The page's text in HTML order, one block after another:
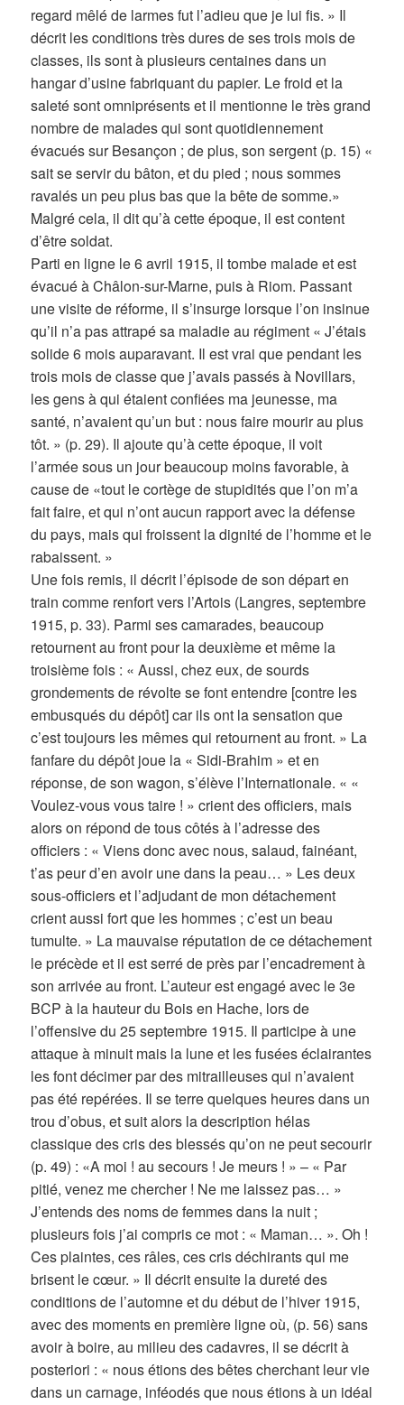
regard mêlé de larmes fut l’adieu que je lui fis. » Il
décrit les conditions très dures de ses trois mois de
classes, ils sont à plusieurs centaines dans un
hangar d’usine fabriquant du papier. Le froid et la
saleté sont omniprésents et il mentionne le très grand
nombre de malades qui sont quotidiennement
évacués sur Besançon ; de plus, son sergent (p. 15) «
sait se servir du bâton, et du pied ; nous sommes
ravalés un peu plus bas que la bête de somme.»
Malgré cela, il dit qu’à cette époque, il est content
d’être soldat.
Parti en ligne le 6 avril 1915, il tombe malade et est
évacué à Châlon-sur-Marne, puis à Riom. Passant
une visite de réforme, il s’insurge lorsque l’on insinue
qu’il n’a pas attrapé sa maladie au régiment « J’étais
solide 6 mois auparavant. Il est vrai que pendant les
trois mois de classe que j’avais passés à Novillars,
les gens à qui étaient confiées ma jeunesse, ma
santé, n’avaient qu’un but : nous faire mourir au plus
tôt. » (p. 29). Il ajoute qu’à cette époque, il voit
l’armée sous un jour beaucoup moins favorable, à
cause de «tout le cortège de stupidités que l’on m’a
fait faire, et qui n’ont aucun rapport avec la défense
du pays, mais qui froissent la dignité de l’homme et le
rabaissent. »
Une fois remis, il décrit l’épisode de son départ en
train comme renfort vers l’Artois (Langres, septembre
1915, p. 33). Parmi ses camarades, beaucoup
retournent au front pour la deuxième et même la
troisième fois : « Aussi, chez eux, de sourds
grondements de révolte se font entendre [contre les
embusqués du dépôt] car ils ont la sensation que
c’est toujours les mêmes qui retournent au front. » La
fanfare du dépôt joue la « Sidi-Brahim » et en
réponse, de son wagon, s’élève l’Internationale. « «
Voulez-vous vous taire ! » crient des officiers, mais
alors on répond de tous côtés à l’adresse des
officiers : « Viens donc avec nous, salaud, fainéant,
t’as peur d’en avoir une dans la peau… » Les deux
sous-officiers et l’adjudant de mon détachement
crient aussi fort que les hommes ; c’est un beau
tumulte. » La mauvaise réputation de ce détachement
le précède et il est serré de près par l’encadrement à
son arrivée au front. L’auteur est engagé avec le 3e
BCP à la hauteur du Bois en Hache, lors de
l’offensive du 25 septembre 1915. Il participe à une
attaque à minuit mais la lune et les fusées éclairantes
les font décimer par des mitrailleuses qui n’avaient
pas été repérées. Il se terre quelques heures dans un
trou d’obus, et suit alors la description hélas
classique des cris des blessés qu’on ne peut secourir
(p. 49) : «A moi ! au secours ! Je meurs ! » – « Par
pitié, venez me chercher ! Ne me laissez pas… »
J’entends des noms de femmes dans la nuit ;
plusieurs fois j’ai compris ce mot : « Maman… ». Oh !
Ces plaintes, ces râles, ces cris déchirants qui me
brisent le cœur. » Il décrit ensuite la dureté des
conditions de l’automne et du début de l’hiver 1915,
avec des moments en première ligne où, (p. 56) sans
avoir à boire, au milieu des cadavres, il se décrit à
posteriori : « nous étions des bêtes cherchant leur vie
dans un carnage, inféodés que nous étions à un idéal